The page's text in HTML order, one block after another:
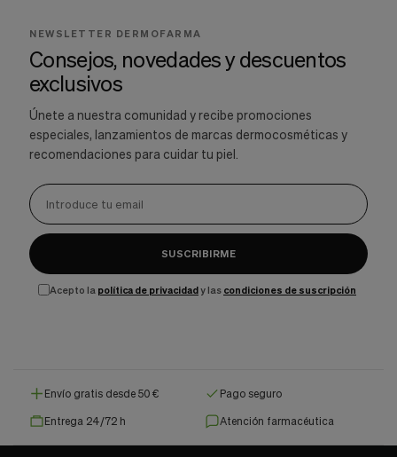
NEWSLETTER DERMOFARMA
Consejos, novedades y descuentos
exclusivos
Únete a nuestra comunidad y recibe promociones
especiales, lanzamientos de marcas dermocosméticas y
recomendaciones para cuidar tu piel.
SUSCRIBIRME
Acepto la política de privacidady las condiciones de suscripción
Envío gratis desde 50 € Pago seguro
Entrega 24/72 h Atención farmacéutica